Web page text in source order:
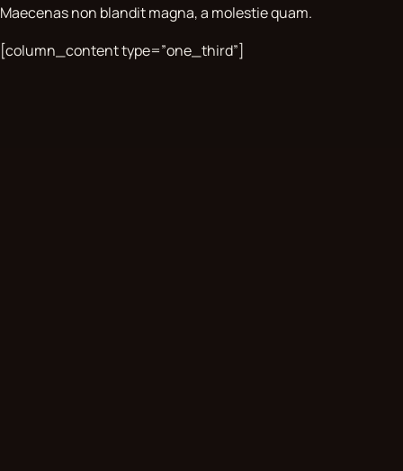
Maecenas non blandit magna, a molestie quam.
[column_content type=”one_third”]